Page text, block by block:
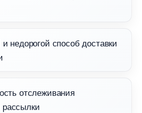
недорогой способ доставки
отслеживания
рассылки